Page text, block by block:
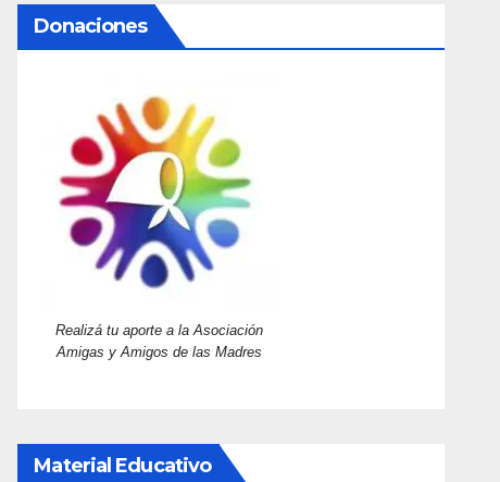
Donaciones
Realizá tu aporte a la Asociación
Amigas y Amigos de las Madres
Material Educativo